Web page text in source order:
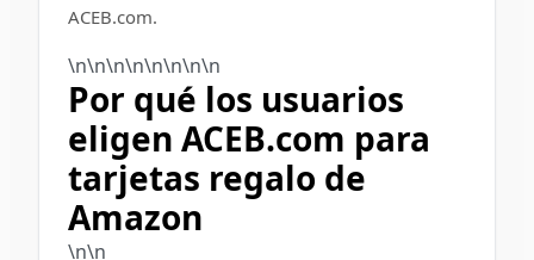
ACEB.com.
\n\n\n\n\n\n\n\n
Por qué los usuarios
eligen ACEB.com para
tarjetas regalo de
Amazon
\n\n